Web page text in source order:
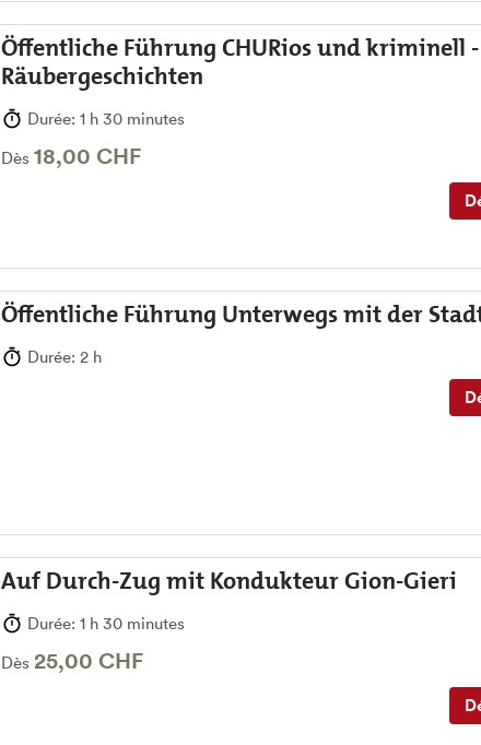
Öffentliche Führung CHURios und kriminell
Räubergeschichten
Durée: 1 h 30 minutes
Dès 18,00 CHF
Öffentliche Führung Unterwegs mit der
Durée: 2 h
Auf Durch-Zug mit Kondukteur Gion-Gieri
Durée: 1 h 30 minutes
Dès 25,00 CHF